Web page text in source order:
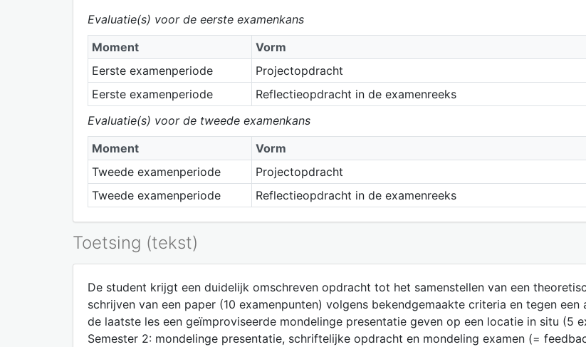
Evaluatie(s) voor de eerste examenkans
Moment
Vorm
Eerste examenperiode
Projectopdracht
Eerste examenperiode
Reflectieopdracht in de examenreeks
Evaluatie(s) voor de tweede examenkans
Moment
Vorm
Tweede examenperiode
Projectopdracht
Tweede examenperiode
Reflectieopdracht in de examenreeks
Toetsing (tekst)
De student krijgt een duidelijk omschreven opdracht tot het samenstellen van een
schrijven van een paper (10 examenpunten) volgens bekendgemaakte criteria en tegen
de laatste les een geïmproviseerde mondelinge presentatie geven op een locatie in situ (5
Semester 2: mondelinge presentatie, schriftelijke opdracht en mondeling examen (=